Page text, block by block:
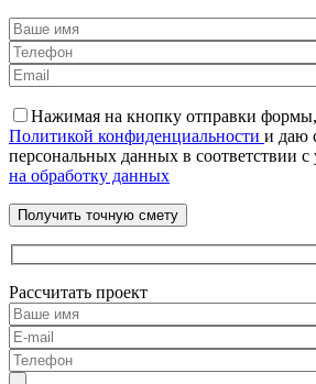
Нажимая на кнопку отправки
Политикой конфиденциальности и даю
персональных данных в соответствии с
на обработку данных
Рассчитать проект